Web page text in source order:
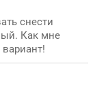
снести
Как мне